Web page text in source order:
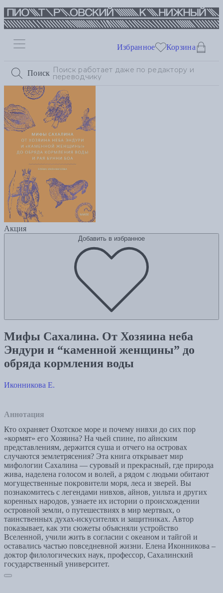
Поиск
Избранное Корзина
Акция
Добавить в избранное
Мифы Сахалина. От Хозяина неба
Эндури и “каменной женщины” до
обряда кормления воды
Иконникова Е.
Аннотация
Кто охраняет Охотское море и почему нивхи до сих пор
«кормят» его Хозяина? На чьей спине, по айнским
представлениям, держится суша и отчего на островах
случаются землетрясения? Эта книга открывает мир
мифологии Сахалина — суровый и прекрасный, где природа
жива, наделена голосом и волей, а рядом с людьми обитают
могущественные покровители моря, леса и зверей. Вы
познакомитесь с легендами нивхов, айнов, уильта и других
коренных народов, узнаете их истории о происхождении
островной земли, о путешествиях в мир мертвых, о
таинственных духах-искусителях и защитниках. Автор
показывает, как эти сюжеты объясняли устройство
Вселенной, учили жить в согласии с океаном и тайгой и
оставались частью повседневной жизни. Елена Иконникова –
доктор филологических наук, профессор, Сахалинский
государственный университет.